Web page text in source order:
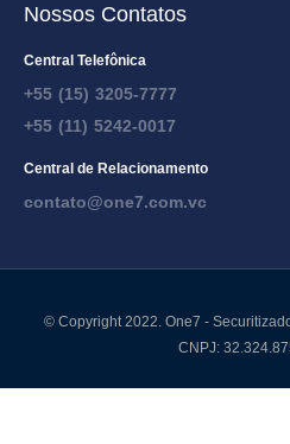
Nossos Contatos
Central Telefônica
+55 (15) 3205-7777
+55 (11) 5242-0017
Central de Relacionamento
contato@one7.com.vc
© Copyright 2022. One7 -
CNPJ: